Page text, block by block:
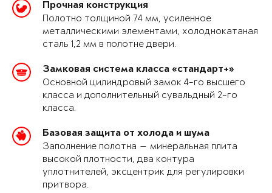
Прочная конструкция
Полотно толщиной 74 мм, усиленное
металлическими элементами, холоднокатаная
сталь 1,2 мм в полотне двери.
Замковая система класса «стандарт+»
Основной цилиндровый замок 4-го высшего
класса и дополнительный сувальдный 2-го
класса.
Базовая защита от холода и шума
Заполнение полотна — минеральная плита
высокой плотности, два контура
уплотнителей, эксцентрик для регулировки
притвора.